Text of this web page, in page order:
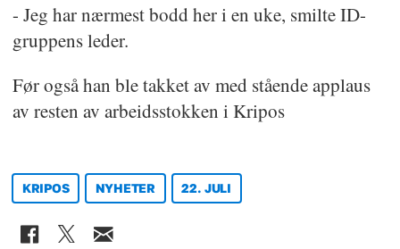
- Jeg har nærmest bodd her i en uke, smilte ID-
gruppens leder.
Før også han ble takket av med stående applaus
av resten av arbeidsstokken i Kripos
KRIPOS NYHETER 22. JULI